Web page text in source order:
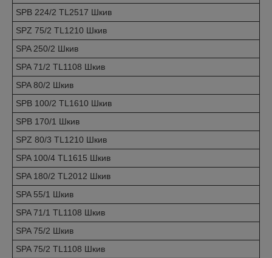
SPB 224/2 TL2517 Шкив
SPZ 75/2 TL1210 Шкив
SPA 250/2 Шкив
SPA 71/2 TL1108 Шкив
SPA 80/2 Шкив
SPB 100/2 TL1610 Шкив
SPB 170/1 Шкив
SPZ 80/3 TL1210 Шкив
SPA 100/4 TL1615 Шкив
SPA 180/2 TL2012 Шкив
SPA 55/1 Шкив
SPA 71/1 TL1108 Шкив
SPA 75/2 Шкив
SPA 75/2 TL1108 Шкив